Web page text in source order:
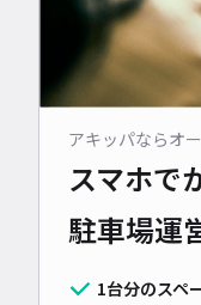
アキッパならオ
スマホで
駐車場運
1台分のスペ